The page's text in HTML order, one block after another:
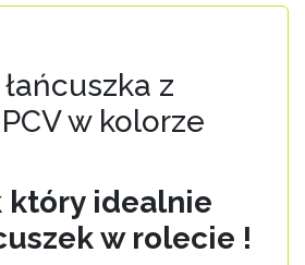
z
w kolorze
który idealnie
w rolecie !